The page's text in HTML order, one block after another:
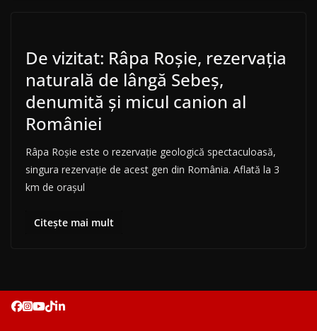
De vizitat: Râpa Roşie, rezervația
naturală de lângă Sebeș,
denumită şi micul canion al
României
Râpa Roşie este o rezervaţie geologică spectaculoasă,
singura rezervaţie de acest gen din România. Aflată la 3
km de orașul
Citește mai mult